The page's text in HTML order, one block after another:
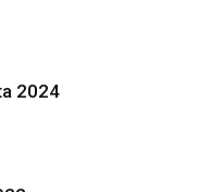
2024